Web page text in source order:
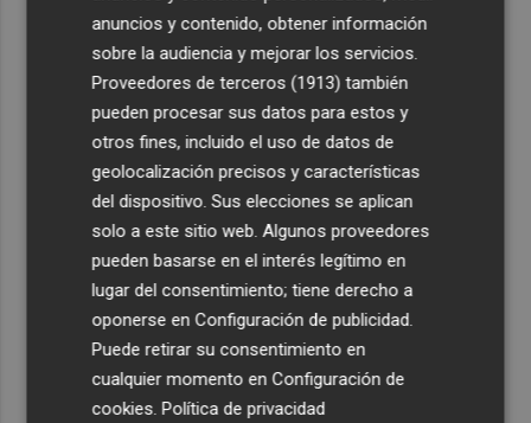
anuncios y contenido, obtener información
sobre la audiencia y mejorar los servicios.
Proveedores de terceros (1913) también
pueden procesar sus datos para estos y
otros fines, incluido el uso de datos de
geolocalización precisos y características
del dispositivo. Sus elecciones se aplican
solo a este sitio web. Algunos proveedores
pueden basarse en el interés legítimo en
lugar del consentimiento; tiene derecho a
oponerse enConfiguración de publicidad.
Puede retirar su consentimiento en
cualquier momento enConfiguración de
cookies.Política de privacidad